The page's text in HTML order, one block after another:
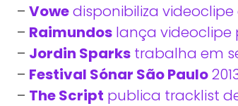
– Vowedisponibiliza videoclipe
– Raimundos lança videoclipe
– Jordin Sparks trabalha em
– Festival Sónar São Paulo
– The Script publica tracklist